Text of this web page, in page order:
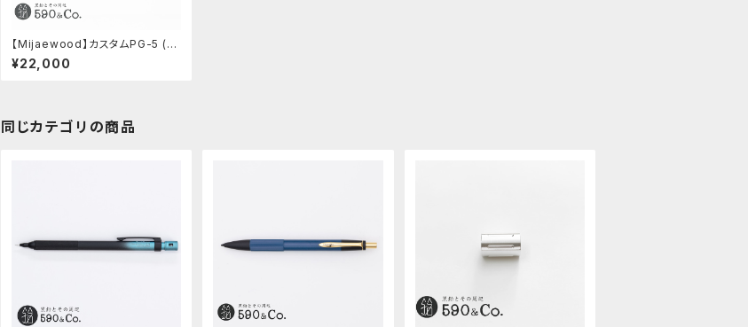
【Mijaewood】カスタムPG-5 (コ
コボロ）05
¥22,000
同じカテゴリの商品